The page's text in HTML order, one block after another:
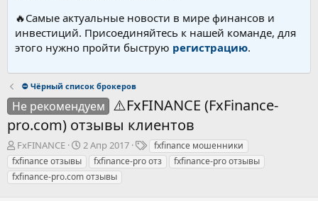
🔥Самые актуальные новости в мире финансов и
инвестиций. Присоединяйтесь к нашей команде, для
этого нужно пройти быструю регистрацию.
⛔ Чёрный список брокеров
Не рекомендуем ⚠️FxFINANCE (FxFinance-
pro.com) отзывы клиентов
А
в
т
о
FxFINANCE
Д
а
т
а
2 Апр 2017
Т
е
г
fxfinance мошенники
fxfinance отзывы
fxfinance-pro отз
fxfinance-pro отзывы
fxfinance-pro.com отзывы